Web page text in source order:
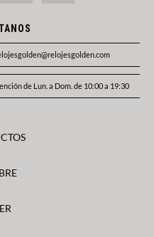
de Lun. a Dom. de 10:00 a 19:30